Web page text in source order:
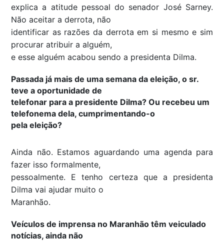
explica a atitude pessoal do senador José Sarney.
Não aceitar a derrota, não
identificar as razões da derrota em si mesmo e sim
procurar atribuir a alguém,
e esse alguém acabou sendo a presidenta Dilma.
Passada já mais de uma semana da eleição, o sr.
teve a oportunidade de
telefonar para a presidente Dilma? Ou recebeu um
telefonema dela, cumprimentando-o
pela eleição?
Ainda não. Estamos aguardando uma agenda para
fazer isso formalmente,
pessoalmente. E tenho certeza que a presidenta
Dilma vai ajudar muito o
Maranhão.
Veículos de imprensa no Maranhão têm veiculado
notícias, ainda não